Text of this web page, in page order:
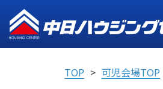
TOP 可児会場TOP